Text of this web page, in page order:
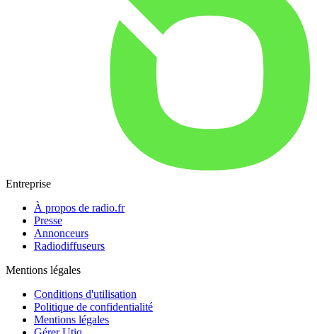
Entreprise
À propos de radio.fr
Presse
Annonceurs
Radiodiffuseurs
Mentions légales
Conditions d'utilisation
Politique de confidentialité
Mentions légales